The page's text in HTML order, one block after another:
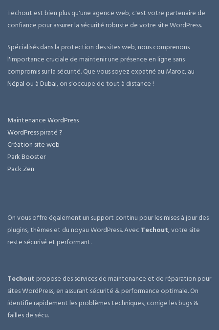
Techout est bien plus qu'une agence web, c'est votre partenaire de
confiance pour assurer la sécurité robuste de votre site WordPress.
Spécialisés dans la protection des sites web, nous comprenons
l'importance cruciale de maintenir une présence en ligne sans
compromis sur la sécurité. Que vous soyez expatrié au Maroc, au
Népal ou àDubai, on s'occupe de tout à distance !
Maintenance WordPress
WordPress piraté ?
Création site web
Park Booster
Pack Zen
On vous offre également un support continu pour les mises à jour des
plugins, thèmes et du noyau WordPress. AvecTechout, votre site
reste sécurisé et performant.
Techout propose des services de maintenance et de réparation pour
sites WordPress, en assurant sécurité & performance optimale. On
identifie rapidement les problèmes techniques, corrige les bugs &
failles de sécu.